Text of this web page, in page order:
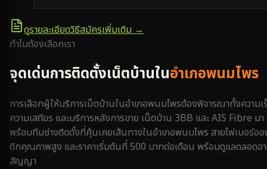
ดูรายละเอียดวิธีสมัครเพิ่มเติม →
ทำไมต้องเลือกเรา
จุดเด่นการติดตั้งเน็ตบ้านในอำเภอพนมไพร
การเลือกผู้ให้บริการเน็ตบ้านในอำเภอพนมไพรต้องพิจารณาทั้งความเ
ความเสถียร และบริการหลังการขาย เน็ตบ้าน 3BB และ AIS Fibre มา
พร้อมทีมช่างติดตั้งที่คุ้นเคยเส้นทางในอำเภอพนมไพร สายไฟเบอร์อ
ติกคุณภาพสูง และราคาเริ่มต้นที่ 500 บาทต่อเดือน พร้อมดูแลตลอดอ
สัญญา